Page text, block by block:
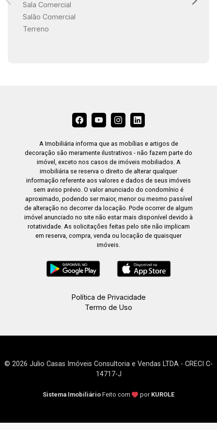
Sala Comercial
Salão Comercial
Terreno
A Imobiliária informa que as mobílias e artigos de
decoração são meramente ilustrativos - não fazem parte do
imóvel, exceto nos casos de imóveis mobiliados. A
imobiliária se reserva o direito de alterar qualquer
informação referente aos valores e dados de seus imóveis
sem aviso prévio. O valor anunciado do condomínio é
aproximado, podendo ser maior, menor ou mesmo passível
de alteração no decorrer da locação. Pode ocorrer de algum
imóvel anunciado no site não estar mais disponível devido à
rotatividade. As solicitações feitas pelo site não implicam
em reserva, compra, venda ou locação de quaisquer
imóveis.
Política de Privacidade
Termo de Uso
© 2026 Julio Casas Imóveis Consultoria e Vendas LTDA - CRECI C-
14717-J
Sistema Imobiliário Feito com por KUROLE